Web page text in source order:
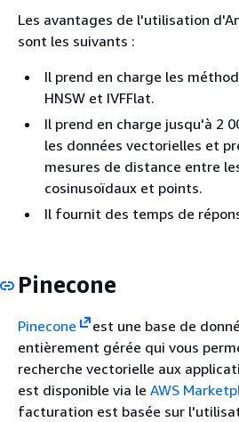
Les avantages de l'utilisation
sont les suivants :
Il prend en charge les
HNSW et IVFFlat.
Il prend en charge jusqu'à 2
les données vectorielles et
mesures de distance entre
cosinusoïdaux et points.
Il fournit des temps de
Pinecone
Pinecone
est une base de
entièrement gérée qui vous
recherche vectorielle aux
est disponible via le AWS
facturation est basée sur